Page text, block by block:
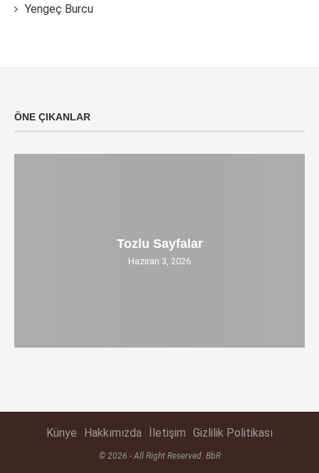
Yengeç Burcu
ÖNE ÇIKANLAR
Tozlu Sayfalar
Haziran 3, 2026
Künye Hakkımızda İletişim Gizlilik Politikası
© 2026 - All Right Reserved. BbR